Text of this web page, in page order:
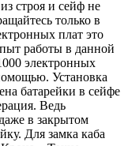
строя и сейф не
только в
плат это
работы в данной
электронных
Установка
батарейки в сейфе
Ведь
в закрытом
Для замка каба